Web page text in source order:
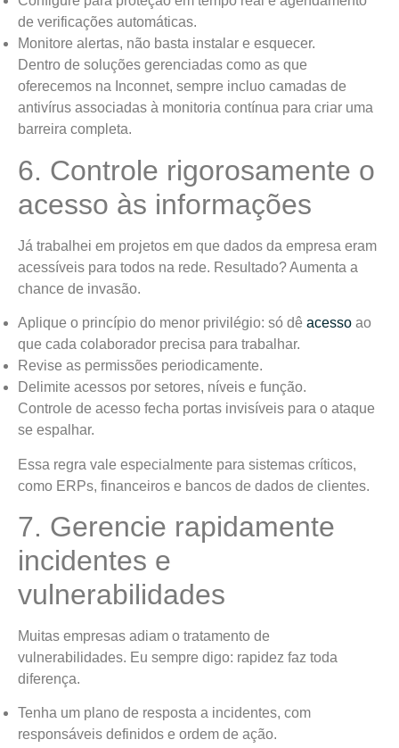
de verificações automáticas.
Monitore alertas, não basta instalar e esquecer.
Dentro de soluções gerenciadas como as que
oferecemos na Inconnet, sempre incluo camadas de
antivírus associadas à monitoria contínua para criar uma
barreira completa.
6. Controle rigorosamente o
acesso às informações
Já trabalhei em projetos em que dados da empresa eram
acessíveis para todos na rede. Resultado? Aumenta a
chance de invasão.
Aplique o princípio do menor privilégio: só dê acesso ao
que cada colaborador precisa para trabalhar.
Revise as permissões periodicamente.
Delimite acessos por setores, níveis e função.
Controle de acesso fecha portas invisíveis para o ataque
se espalhar.
Essa regra vale especialmente para sistemas críticos,
como ERPs, financeiros e bancos de dados de clientes.
7. Gerencie rapidamente
incidentes e
vulnerabilidades
Muitas empresas adiam o tratamento de
vulnerabilidades. Eu sempre digo: rapidez faz toda
diferença.
Tenha um plano de resposta a incidentes, com
responsáveis definidos e ordem de ação.